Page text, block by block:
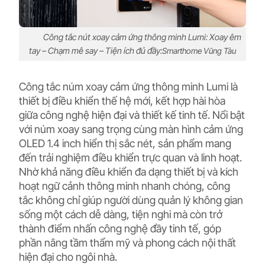
Công tắc nút xoay cảm ứng thông minh Lumi: Xoay êm
tay – Chạm mê say – Tiện ích đủ đầy:Smarthome Vũng Tàu
Công tắc núm xoay cảm ứng thông minh Lumi là
thiết bị điều khiển thế hệ mới, kết hợp hài hòa
giữa công nghệ hiện đại và thiết kế tinh tế. Nổi bật
với núm xoay sang trọng cùng màn hình cảm ứng
OLED 1.4 inch hiển thị sắc nét, sản phẩm mang
đến trải nghiệm điều khiển trực quan và linh hoạt.
Nhờ khả năng điều khiển đa dạng thiết bị và kích
hoạt ngữ cảnh thông minh nhanh chóng, công
tắc không chỉ giúp người dùng quản lý không gian
sống một cách dễ dàng, tiện nghi mà còn trở
thành điểm nhấn công nghệ đầy tinh tế, góp
phần nâng tầm thẩm mỹ và phong cách nội thất
hiện đại cho ngôi nhà.